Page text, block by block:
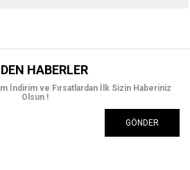
HABERLER
İndirim ve Fırsatlardan İlk Sizin Haberiniz
Olsun !
GÖNDER